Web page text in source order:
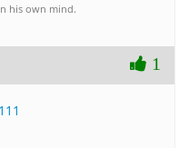
his own mind.
1